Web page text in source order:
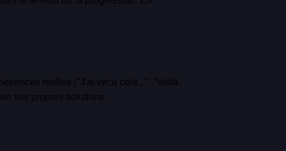
réelles ("J'ai vécu cela...", "Voilà
ses propres solutions.